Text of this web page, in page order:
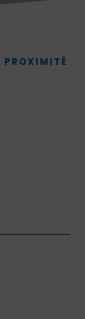
PROXIMITÉ